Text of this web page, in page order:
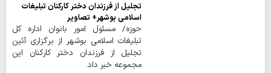
تجلیل از فرزندان دختر کارکنان تبلیغات
اسلامی بوشهر+ تصاویر
حوزه/ مسئول امور بانوان اداره کل
تبلیغات اسلامی بوشهر از برگزاری آئین
تجلیل از فرزندان دختر کارکنان این
مجموعه خبر داد.